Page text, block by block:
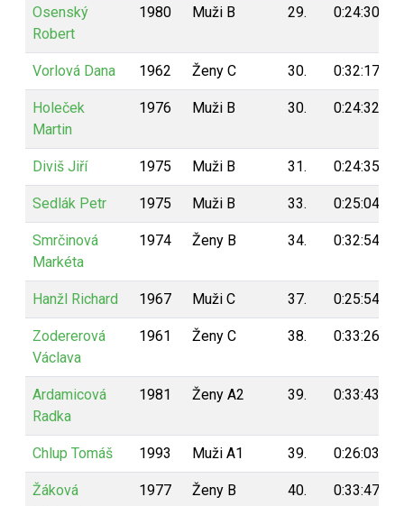
Osenský
Robert
1980 Muži B 29. 0:24:30
Vorlová Dana 1962 Ženy C 30. 0:32:17
Holeček
Martin
1976 Muži B 30. 0:24:32
Diviš Jiří 1975 Muži B 31. 0:24:35
Sedlák Petr 1975 Muži B 33. 0:25:04
Smrčinová
Markéta
1974 Ženy B 34. 0:32:54
Hanžl Richard 1967 Muži C 37. 0:25:54
Zodererová
Václava
1961 Ženy C 38. 0:33:26
Ardamicová
Radka
1981 Ženy A2 39. 0:33:43
Chlup Tomáš 1993 Muži A1 39. 0:26:03
Žáková
1977 Ženy B 40. 0:33:47